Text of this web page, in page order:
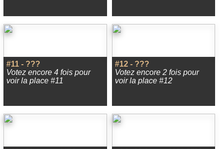
#11 - ???
Votez encore 4 fois pour
voir la place #11
#12 - ???
Votez encore 2 fois pour
voir la place #12